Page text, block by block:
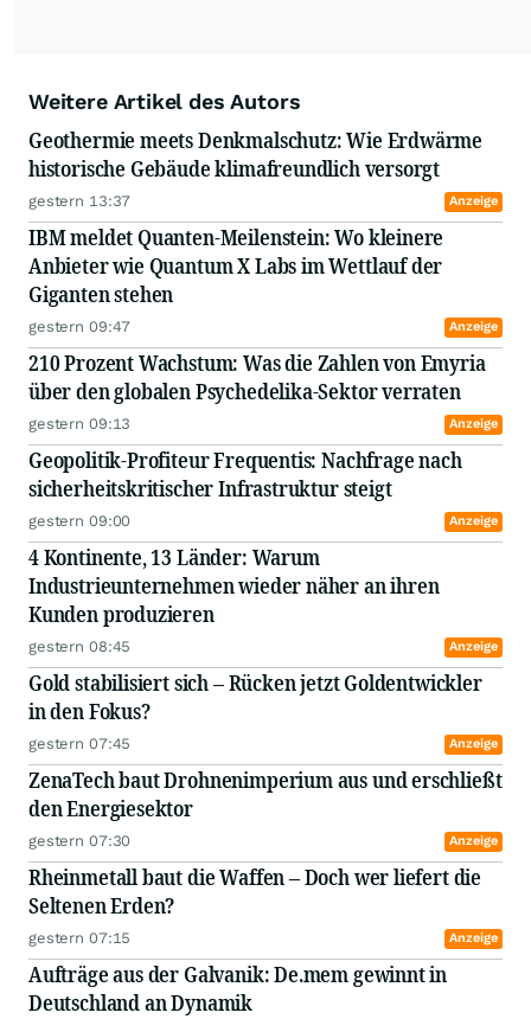
Weitere Artikel des Autors
Geothermie meets Denkmalschutz: Wie Erdwärme
historische Gebäude klimafreundlich versorgt
gestern 13:37 Anzeige
IBM meldet Quanten-Meilenstein: Wo kleinere
Anbieter wie Quantum X Labs im Wettlauf der
Giganten stehen
gestern 09:47 Anzeige
210 Prozent Wachstum: Was die Zahlen von Emyria
über den globalen Psychedelika-Sektor verraten
gestern 09:13 Anzeige
Geopolitik-Profiteur Frequentis: Nachfrage nach
sicherheitskritischer Infrastruktur steigt
gestern 09:00 Anzeige
4 Kontinente, 13 Länder: Warum
Industrieunternehmen wieder näher an ihren
Kunden produzieren
gestern 08:45 Anzeige
Gold stabilisiert sich – Rücken jetzt Goldentwickler
in den Fokus?
gestern 07:45 Anzeige
ZenaTech baut Drohnenimperium aus und erschließt
den Energiesektor
gestern 07:30 Anzeige
Rheinmetall baut die Waffen – Doch wer liefert die
Seltenen Erden?
gestern 07:15 Anzeige
Aufträge aus der Galvanik: De.mem gewinnt in
Deutschland an Dynamik